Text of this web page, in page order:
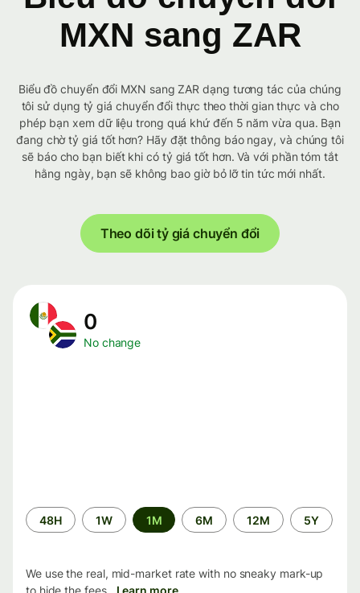
MXN sang ZAR
Biểu đồ chuyển đổi MXN sang ZAR dạng tương tác của chúng
tôi sử dụng tỷ giá chuyển đổi thực theo thời gian thực và cho
phép bạn xem dữ liệu trong quá khứ đến 5 năm vừa qua. Bạn
đang chờ tỷ giá tốt hơn? Hãy đặt thông báo ngay, và chúng tôi
sẽ báo cho bạn biết khi có tỷ giá tốt hơn. Và với phần tóm tắt
hằng ngày, bạn sẽ không bao giờ bỏ lỡ tin tức mới nhất.
Theo dõi tỷ giá chuyển đổi
0
No change
Time
period
48H 1W 1M 6M 12M 5Y
We use the real, mid-market rate with no sneaky mark-up